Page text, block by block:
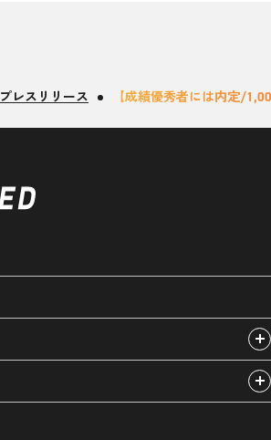
プレスリリース 【成績優秀者には内定/